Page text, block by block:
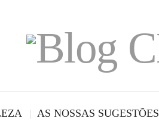
AS NOSSAS SUGESTÕES